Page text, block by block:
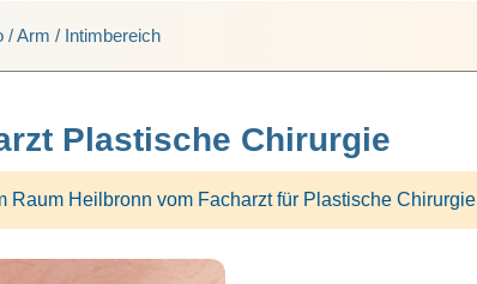
/ Arm / Intimbereich
Plastische Chirurgie
Raum Heilbronn vom Facharzt für Plastische Chirurgie